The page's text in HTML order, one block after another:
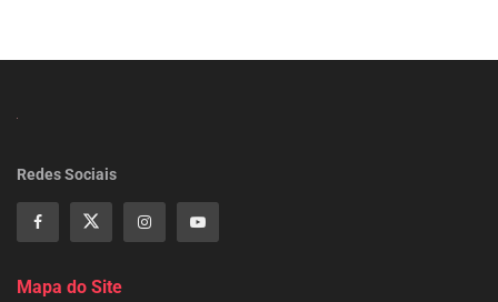
Redes Sociais
Mapa do Site